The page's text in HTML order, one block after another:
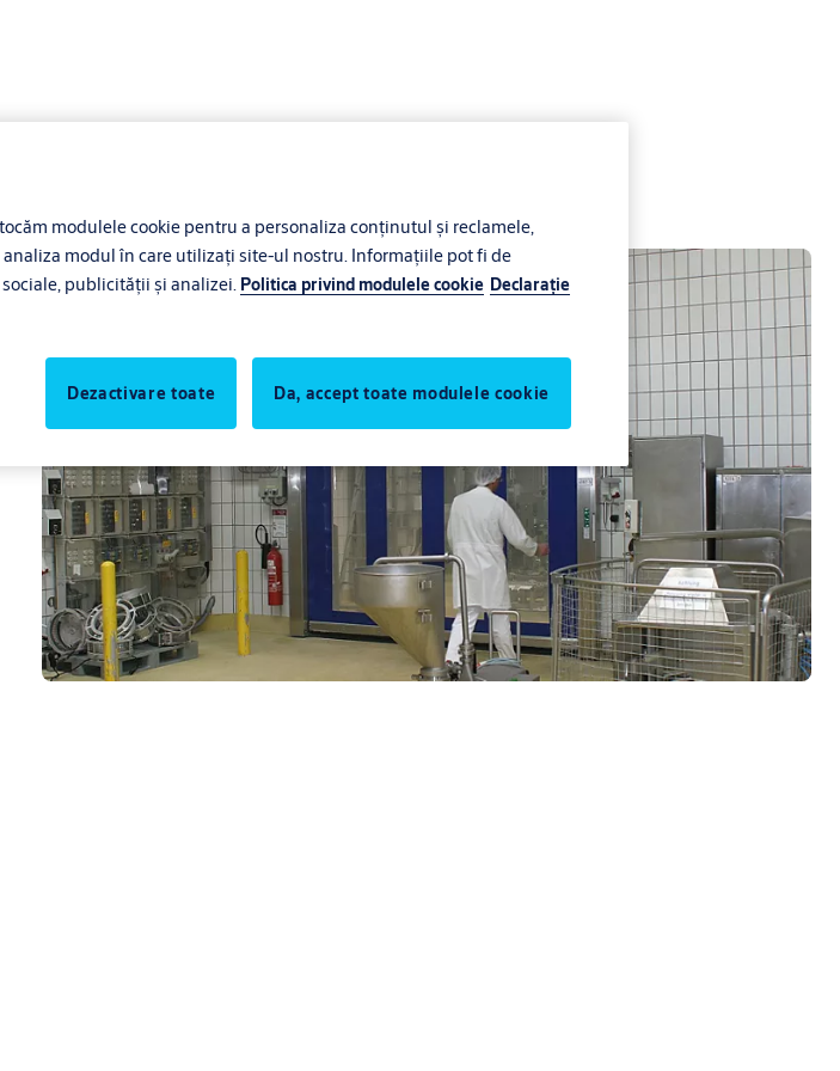
modulele cookie pentru a personaliza conținutul și reclamele,
modul în care utilizați site-ul nostru. Informațiile pot fi de
publicității și analizei. Politica privind modulele cookie Declaraţie
Dezactivare toate Da, accept toate modulele cookie